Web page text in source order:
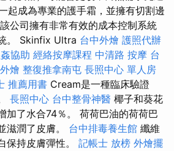
起成為專業的護手霜，並擁有切割邊
公司擁有非常有效的成本控制系統
。 Skinfix Ultra 台中外燴 護照代辦
協助 經絡按摩課程 中清路 按摩 台
燴 整復推拿南屯 長照中心 單人房
推薦用書 Cream是一種臨床驗證
長照中心 台中整骨神醫 椰子和葵花
加了水合74％。 荷荷巴油的荷荷巴
滋潤了皮膚。 台中排毒養生館 纖維
保持皮膚彈性。 記帳士 放榜 外燴擺